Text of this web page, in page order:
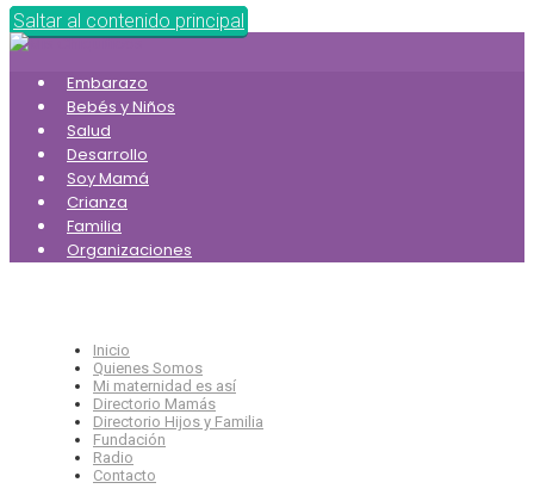
Saltar al contenido principal
Embarazo
Bebés y Niños
Salud
Desarrollo
Soy Mamá
Crianza
Familia
Organizaciones
Inicio
Quienes Somos
Mi maternidad es así
Directorio Mamás
Directorio Hijos y Familia
Fundación
Radio
Contacto